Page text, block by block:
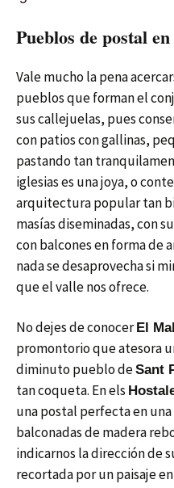
Pueblos de postal
Vale mucho la pena
pueblos que forman el
sus callejuelas, pues
con patios con gallinas,
pastando tan
iglesias es una joya, o
arquitectura popular tan
masías diseminadas, con
con balcones en forma de
nada se desaprovecha si
que el valle nos ofrece.
No dejes de conocerEl
promontorio que atesora
diminuto pueblo deSant
tan coqueta. En els
una postal perfecta en
balconadas de madera
indicarnos la dirección de
recortada por un paisaje